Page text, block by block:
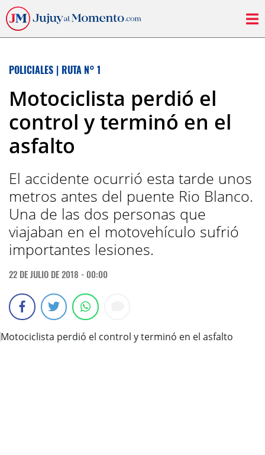
POLICIALES | RUTA N° 1
Motociclista perdió el
control y terminó en el
asfalto
El accidente ocurrió esta tarde unos
metros antes del puente Rio Blanco.
Una de las dos personas que
viajaban en el motovehículo sufrió
importantes lesiones.
22 DE JULIO DE 2018 - 00:00